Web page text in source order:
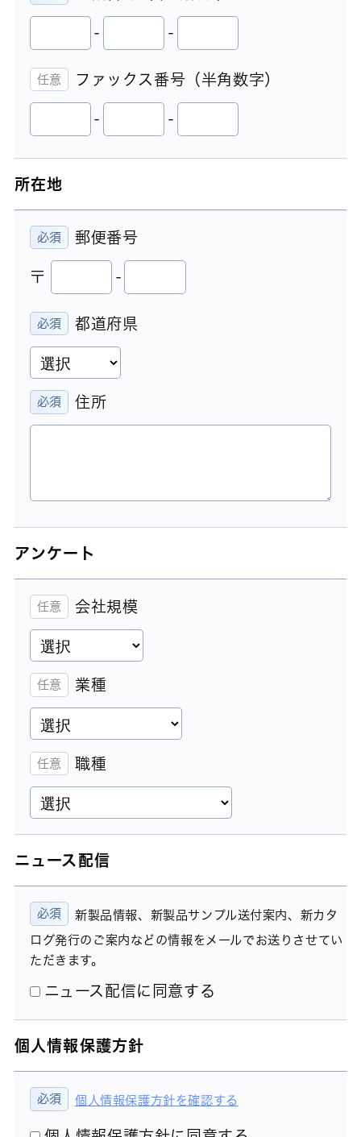
- -
ファックス番号（半角数字）
- -
所在地
郵便番号
〒 -
都道府県
住所
アンケート
会社規模
業種
職種
ニュース配信
新製品情報、新製品サンプル送付案内、新カタ
ログ発行のご案内などの情報をメールでお送りさせてい
ただきます。
ニュース配信に同意する
個人情報保護方針
個人情報保護方針を確認する